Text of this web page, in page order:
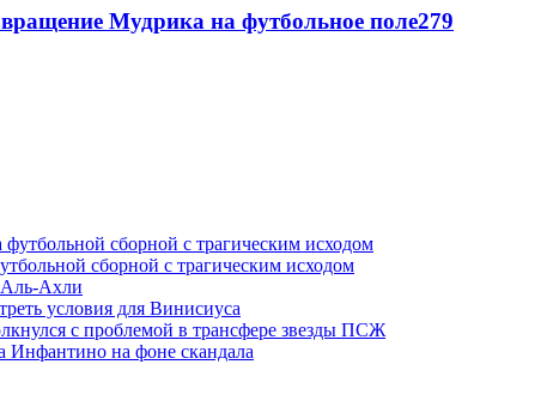
Мудрика на футбольное поле279
сборной с трагическим исходом
Аль-Ахли
условия для Винисиуса
с проблемой в трансфере звезды ПСЖ
на фоне скандала